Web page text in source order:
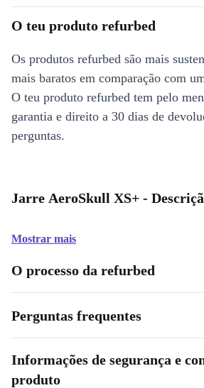
O teu produto refurbed
Os produtos refurbed são mais
mais baratos em comparação com
O teu produto refurbed tem pelo
garantia e direito a 30 dias de
perguntas.
Jarre AeroSkull XS+ -
Mostrar mais
O processo da refurbed
Perguntas frequentes
Informações de segurança e
produto